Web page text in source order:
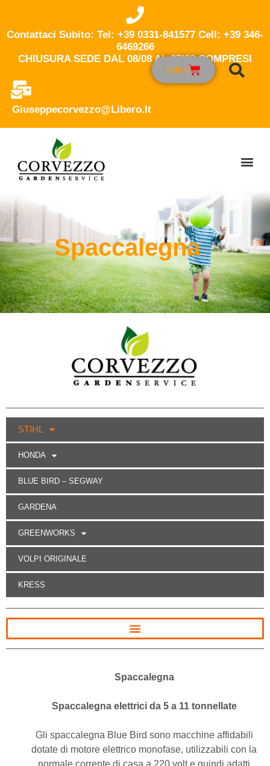
Contattaci Subito: Tel: +39 0331-841577 Cell: +39 346-
6469266
CHIUSURA SEDE DAL 08/08 AL 27/08 COMPRESI
Giuseppecorvezzo@libero.it
0,00 €
Spaccalegna
STIHL
HONDA
BLUE BIRD – SEGWAY
GARDENA
GREENWORKS
VOLPI ORIGINALE
KRESS
Spaccalegna
Spaccalegna elettrici da 5 a 11 tonnellate
Gli spaccalegna Blue Bird sono macchine affidabili
dotate di motore elettrico monofase, utilizzabili con la